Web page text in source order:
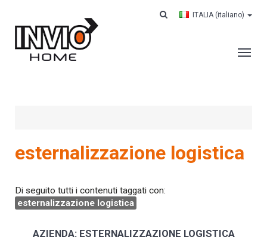
ITALIA (italiano)
LAVORA CON NOI
esternalizzazione logistica
Di seguito tutti i contenuti taggati con:
esternalizzazione logistica
AZIENDA: ESTERNALIZZAZIONE LOGISTICA